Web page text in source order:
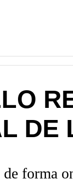
de forma